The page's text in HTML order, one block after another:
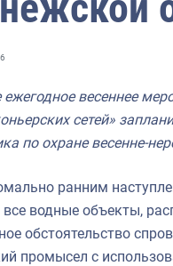
ежегодное весеннее
сетей»
по охране весенне-
ранним
все водные объекты,
обстоятельство
промысел с